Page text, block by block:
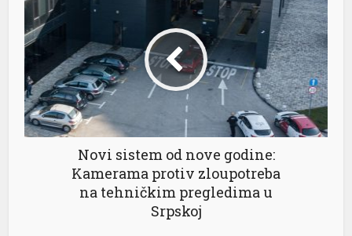
Novi sistem od nove godine:
Kamerama protiv zloupotreba
na tehničkim pregledima u
Srpskoj